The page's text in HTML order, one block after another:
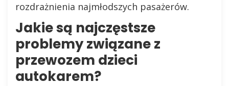
rozdrażnienia najmłodszych pasażerów.
Jakie są najczęstsze
problemy związane z
przewozem dzieci
autokarem?